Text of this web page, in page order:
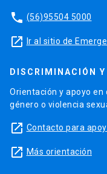
phone (56)95504 5000
launch Ir al sitio de
DISCRIMINACIÓN
Orientación y apoyo en
género o violencia
launch Contacto para
launch Más orientación